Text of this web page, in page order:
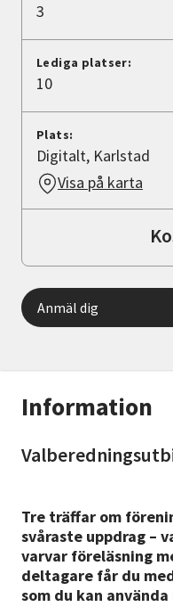
Information
Tre träffar om
svåraste uppdrag –
varvar föreläsning
deltagare får du
som du kan
3
Lediga platser:
10
Plats:
Digitalt, Karlstad
Visa på karta
Anmäl dig